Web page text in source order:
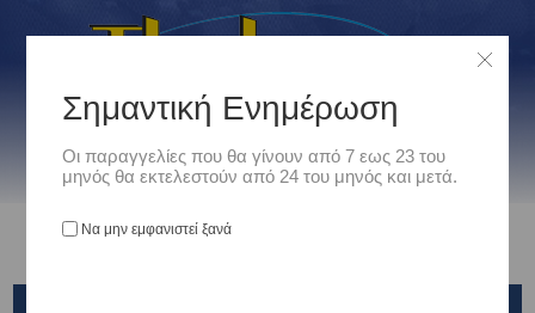
Σημαντική Ενημέρωση
Οι παραγγελίες που θα γίνουν από 7 εως 23 του
μηνός θα εκτελεστούν από 24 του μηνός και μετά.
Να μην εμφανιστεί ξανά